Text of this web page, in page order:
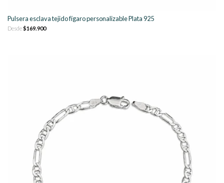
Pulsera esclava tejido fígaro personalizable Plata 925
Desde$169.900